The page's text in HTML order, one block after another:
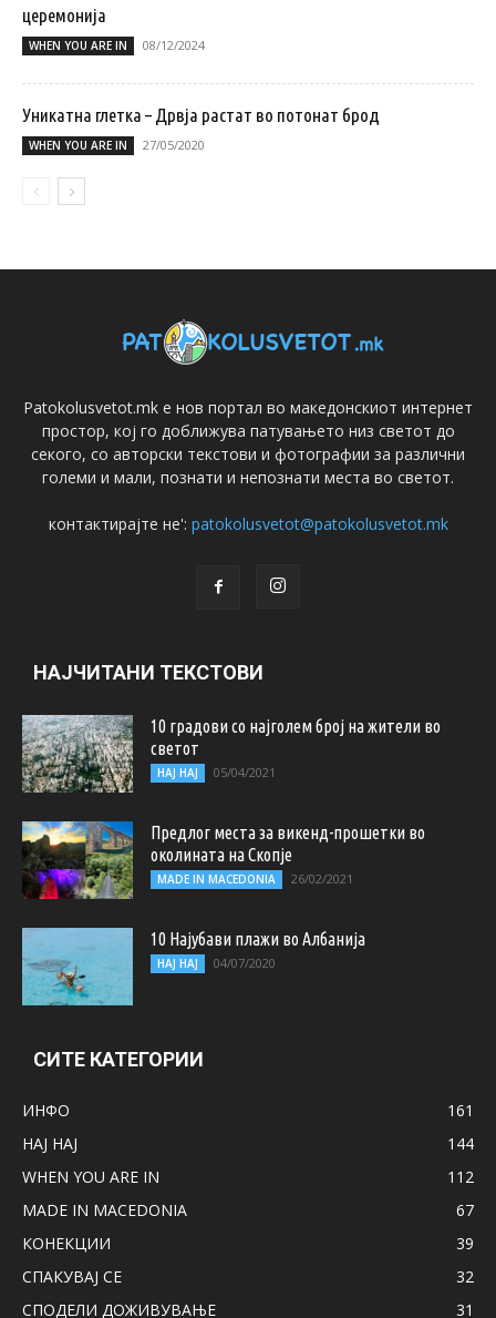
церемонија
WHEN YOU ARE IN 08/12/2024
Уникатна глетка – Дрвја растат во потонат брод
WHEN YOU ARE IN 27/05/2020
Patokolusvetot.mk е нов портал во македонскиот интернет
простор, кој го доближува патувањето низ светот до
секого, со авторски текстови и фотографии за различни
големи и мали, познати и непознати места во светот.
контактирајте не': patokolusvetot@patokolusvetot.mk
НАЈЧИТАНИ ТЕКСТОВИ
10 градови со најголем број на жители во
светот
НАЈ НАЈ 05/04/2021
Предлог места за викенд-прошетки во
околината на Скопје
MADE IN MACEDONIA 26/02/2021
10 Најубави плажи во Албанија
НАЈ НАЈ 04/07/2020
СИТЕ КАТЕГОРИИ
ИНФО
161
НАЈ НАЈ
144
WHEN YOU ARE IN
112
MADE IN MACEDONIA
67
КОНЕКЦИИ
39
СПАКУВАЈ СЕ
32
СПОДЕЛИ ДОЖИВУВАЊЕ
31